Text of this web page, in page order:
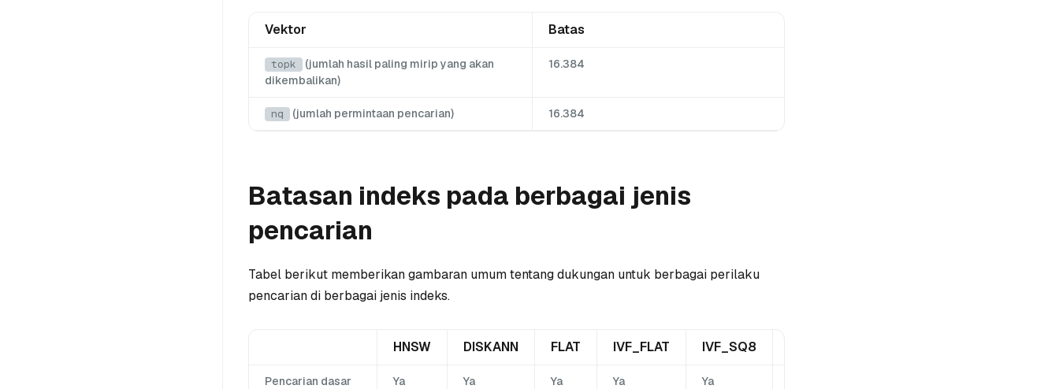
Vektor Batas
topk
(jumlah hasil paling mirip yang akan
dikembalikan)
16.384
nq (jumlah permintaan pencarian) 16.384
Batasan indeks pada berbagai jenis
pencarian
Tabel berikut memberikan gambaran umum tentang dukungan untuk berbagai perilaku
pencarian di berbagai jenis indeks.
HNSW DISKANN FLAT IVF_FLAT IVF_SQ8
Pencarian dasar Ya Ya Ya Ya Ya